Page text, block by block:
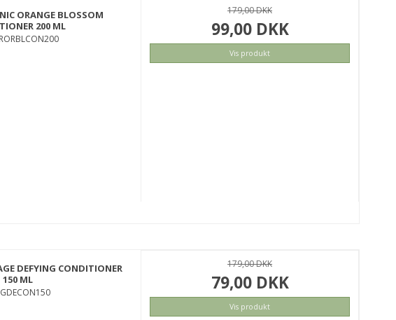
ORANGE BLOSSOM
200 ML
179,00 DKK
99,00 DKK
Vis produkt
DEFYING CONDITIONER
150 ML
179,00 DKK
79,00 DKK
Vis produkt